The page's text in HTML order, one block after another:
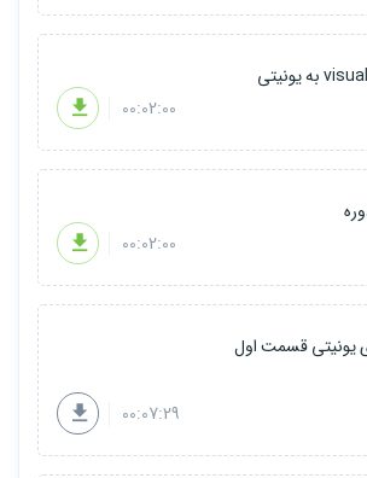
بازی های سه بعدی
ساخت بنر، ساخت تیزر و انتشار بازی
از آموزش بتواند هنرجویان علاقه مند به صنعت
و این حرفه در کشور عزیزمان گسترش پیدا کند.
00:02:00
00:02:00
یونیتی قسمت اول
00:07:29